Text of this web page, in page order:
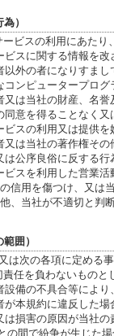
）
ビスの利用にあたり
ビスに関する情報を
以外の者になりすま
コンピュータープロ
又は当社の財産、名
同意を得ることなく
ビスの利用又は提供を
又は当社の著作権そ
は公序良俗に反する行
ビスを利用した営業
の信用を傷つけ、又は
他、当社が不適切と判
囲）
は次の各項に定める
任を負わないものと
設備の不具合等によ
が本規約に違反した場
は損害の原因が当社
の間で紛争が生じた